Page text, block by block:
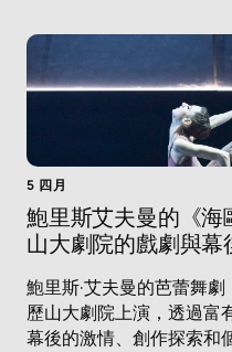
5 四月
鮑里斯艾夫曼的《
山大劇院的戲劇與幕
鮑里斯·艾夫曼的芭蕾舞
歷山大劇院上演，透過富
幕後的激情、創作探索和